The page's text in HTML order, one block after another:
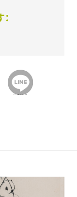
LINEで送る